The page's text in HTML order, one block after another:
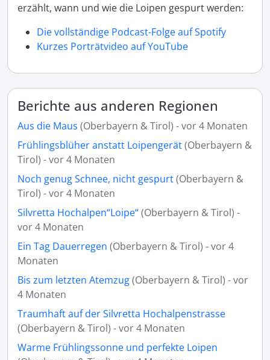
erzählt, wann und wie die Loipen gespurt werden:
Die vollständige Podcast-Folge auf Spotify
Kurzes Porträtvideo auf YouTube
Berichte aus anderen Regionen
Aus die Maus (Oberbayern & Tirol) - vor 4 Monaten
Frühlingsblüher anstatt Loipengerät(Oberbayern &
Tirol) - vor 4 Monaten
Noch genug Schnee, nicht gespurt(Oberbayern &
Tirol) - vor 4 Monaten
Silvretta Hochalpen“Loipe“(Oberbayern & Tirol) -
vor 4 Monaten
Ein Tag Dauerregen (Oberbayern & Tirol) - vor 4
Monaten
Bis zum letzten Atemzug(Oberbayern & Tirol) - vor
4 Monaten
Traumhaft auf der Silvretta Hochalpenstrasse
(Oberbayern & Tirol) - vor 4 Monaten
Warme Frühlingssonne und perfekte Loipen